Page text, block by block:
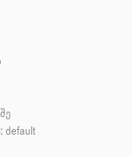
default